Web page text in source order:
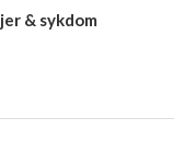
& sykdom